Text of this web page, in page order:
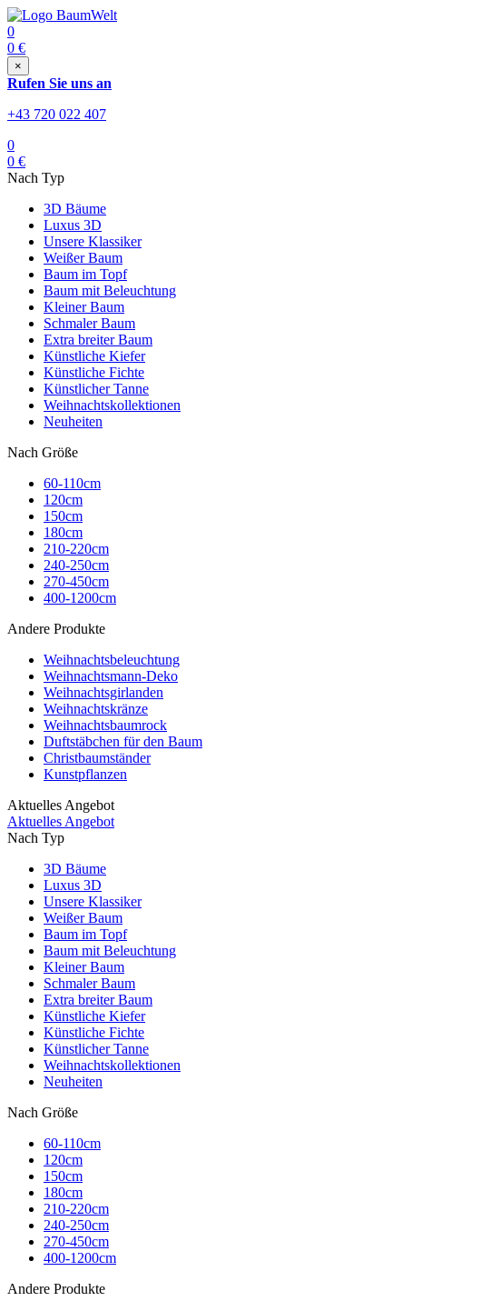
0
0 €
×
Rufen Sie uns an
+43 720 022 407
0
0 €
Nach Typ
3D Bäume
Luxus 3D
Unsere Klassiker
Weißer Baum
Baum im Topf
Baum mit Beleuchtung
Kleiner Baum
Schmaler Baum
Extra breiter Baum
Künstliche Kiefer
Künstliche Fichte
Künstlicher Tanne
Weihnachtskollektionen
Neuheiten
Nach Größe
60-110cm
120cm
150cm
180cm
210-220cm
240-250cm
270-450cm
400-1200cm
Andere Produkte
Weihnachtsbeleuchtung
Weihnachtsmann-Deko
Weihnachtsgirlanden
Weihnachtskränze
Weihnachtsbaumrock
Duftstäbchen für den Baum
Christbaumständer
Kunstpflanzen
Aktuelles Angebot
Aktuelles Angebot
Nach Typ
3D Bäume
Luxus 3D
Unsere Klassiker
Weißer Baum
Baum im Topf
Baum mit Beleuchtung
Kleiner Baum
Schmaler Baum
Extra breiter Baum
Künstliche Kiefer
Künstliche Fichte
Künstlicher Tanne
Weihnachtskollektionen
Neuheiten
Nach Größe
60-110cm
120cm
150cm
180cm
210-220cm
240-250cm
270-450cm
400-1200cm
Andere Produkte